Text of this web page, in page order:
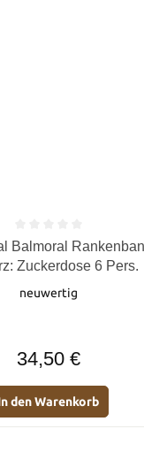
Bewertung
Balmoral
Zuckerdose 6 Pers.
neuwertig
34,50 €
den Warenkorb